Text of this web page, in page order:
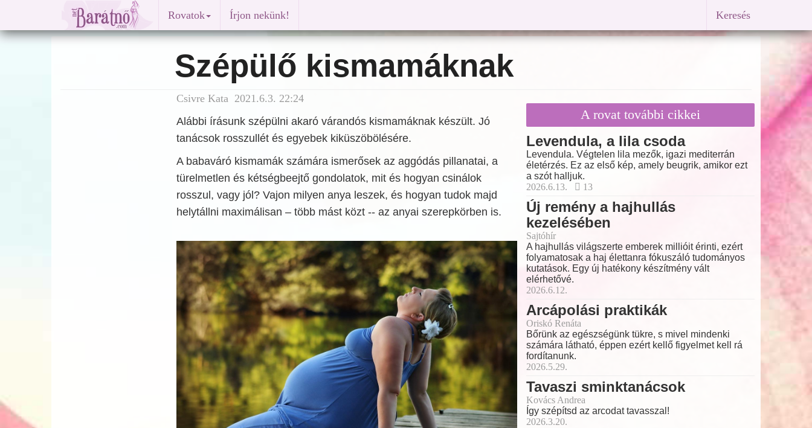
Rovatok Írjon nekünk! Keresés
Szépülő kismamáknak
Csivre Kata 2021.6.3. 22:24
Alábbi írásunk szépülni akaró várandós kismamáknak készült. Jó
tanácsok rosszullét és egyebek kiküszöbölésére.
A babaváró kismamák számára ismerősek az aggódás pillanatai, a
türelmetlen és kétségbeejtő gondolatok, mit és hogyan csinálok
rosszul, vagy jól? Vajon milyen anya leszek, és hogyan tudok majd
helytállni maximálisan – több mást közt -- az anyai szerepkörben is.
A rovat további cikkei
Levendula, a lila csoda
Levendula. Végtelen lila mezők, igazi mediterrán
életérzés. Ez az első kép, amely beugrik, amikor ezt
a szót halljuk.
2026.6.13.
13
Új remény a hajhullás
kezelésében
Sajtóhír
A hajhullás világszerte emberek millióit érinti, ezért
folyamatosak a haj élettanra fókuszáló tudományos
kutatások. Egy új hatékony készítmény vált
elérhetővé.
2026.6.12.
Arcápolási praktikák
Oriskó Renáta
Bőrünk az egészségünk tükre, s mivel mindenki
számára látható, éppen ezért kellő figyelmet kell rá
fordítanunk.
2026.5.29.
Tavaszi sminktanácsok
Kovács Andrea
Így szépítsd az arcodat tavasszal!
2026.3.20.